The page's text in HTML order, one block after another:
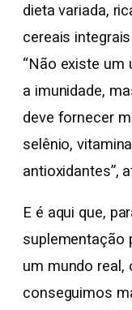
dieta variada,
cereais
“Não existe um
a imunidade,
deve fornecer
selênio,
antioxidantes”,
E é aqui que,
suplementação
um mundo real,
conseguimos